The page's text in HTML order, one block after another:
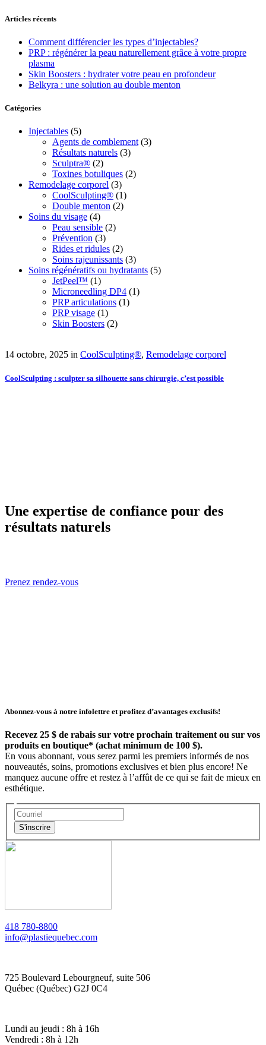
Articles récents
Comment différencier les types d’injectables?
PRP : régénérer la peau naturellement grâce à votre propre
plasma
Skin Boosters : hydrater votre peau en profondeur
Belkyra : une solution au double menton
Catégories
Injectables (5)
Agents de comblement(3)
Résultats naturels (3)
Sculptra® (2)
Toxines botuliques (2)
Remodelage corporel (3)
CoolSculpting® (1)
Double menton (2)
Soins du visage (4)
Peau sensible (2)
Prévention (3)
Rides et ridules (2)
Soins rajeunissants (3)
Soins régénératifs ou hydratants (5)
JetPeel™ (1)
Microneedling DP4 (1)
PRP articulations (1)
PRP visage (1)
Skin Boosters (2)
14 octobre, 2025 in CoolSculpting®, Remodelage corporel
CoolSculpting : sculpter sa silhouette sans chirurgie, c’est possible
Une expertise de confiance pour des
résultats naturels
Prenez rendez-vous
Abonnez-vous à notre infolettre et profitez d’avantages exclusifs!
Recevez 25 $ de rabais sur votre prochain traitement ou sur vos
produits en boutique* (achat minimum de 100 $).
En vous abonnant, vous serez parmi les premiers informés de nos
nouveautés, soins, promotions exclusives et bien plus encore! Ne
manquez aucune offre et restez à l’affût de ce qui se fait de mieux en
esthétique.
418 780-8800
info@plastiequebec.com
725 Boulevard Lebourgneuf, suite 506
Québec (Québec) G2J 0C4
Lundi au jeudi : 8h à 16h
Vendredi : 8h à 12h